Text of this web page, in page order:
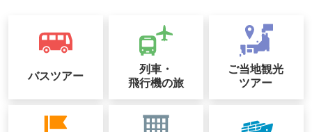
バスツアー
列車・
飛行機の旅
ご当地観光
ツアー